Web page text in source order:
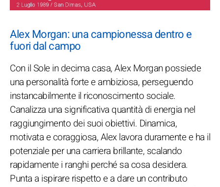
Alex Morgan: una campionessa dentro e
fuori dal campo
Con il Sole in decima casa, Alex Morgan possiede
una personalità forte e ambiziosa, perseguendo
instancabilmente il riconoscimento sociale.
Canalizza una significativa quantità di energia nel
raggiungimento dei suoi obiettivi. Dinamica,
motivata e coraggiosa, Alex lavora duramente e ha il
potenziale per una carriera brillante, scalando
rapidamente i ranghi perché sa cosa desidera.
Punta a ispirare rispetto e a dare un contributo